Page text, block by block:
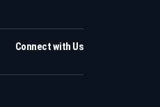
Connect with Us